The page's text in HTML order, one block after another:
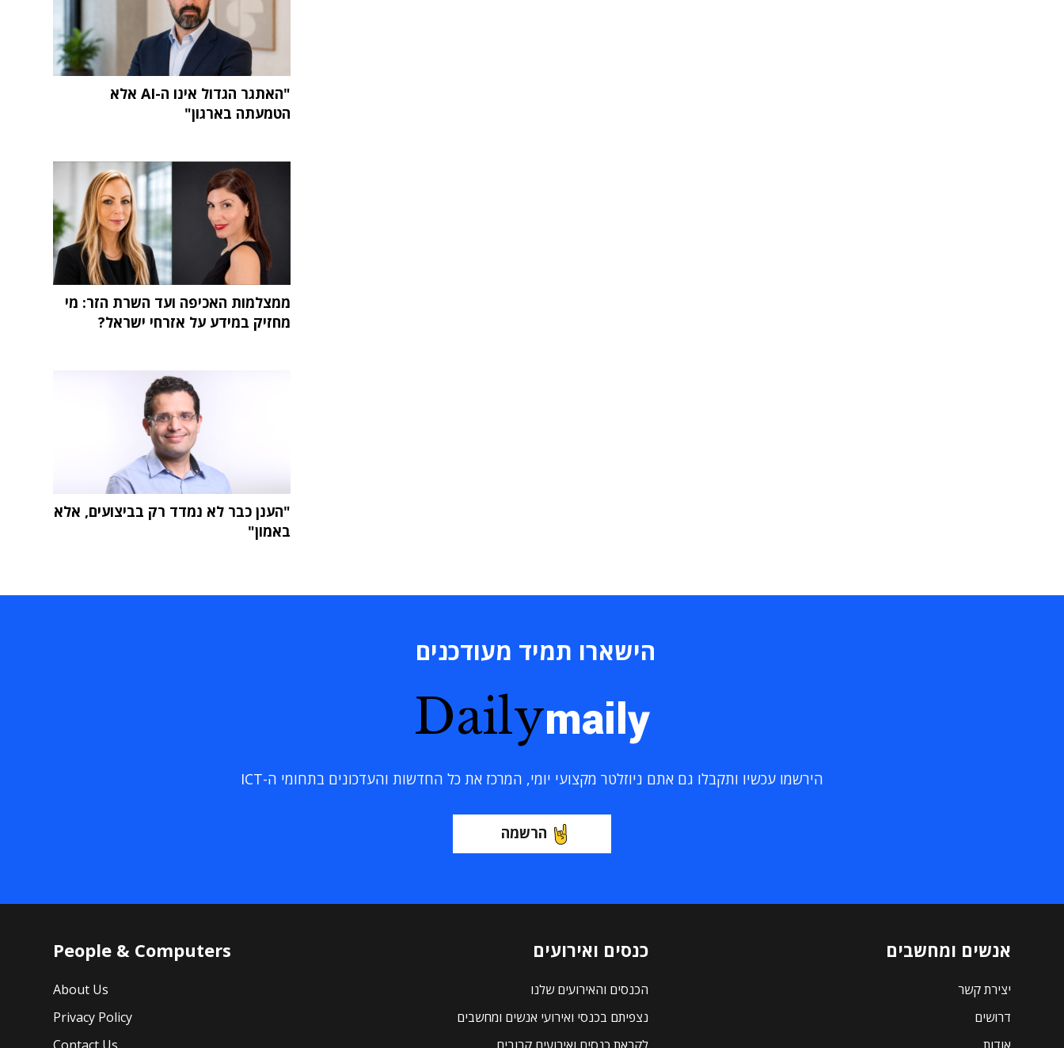
"האתגר הגדול אינו ה-AI אלא
הטמעתה בארגון"
ממצלמות האכיפה ועד השרת הזר: מי
מחזיק במידע על אזרחי ישראל?
"הענן כבר לא נמדד רק בביצועים, אלא
באמון"
הישארו תמיד מעודכנים
Dailymaily
הירשמו עכשיו ותקבלו גם אתם ניוזלטר מקצועי יומי, המרכז את כל החדשות והעדכונים בתחומי ה-ICT
הרשמה
אנשים ומחשבים
יצירת קשר
דרושים
כנסים ואירועים
הכנסים והאירועים שלנו
נצפיתם בכנסי ואירועי אנשים ומחשבים
People & Computers
About Us
Privacy Policy